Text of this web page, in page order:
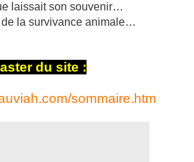
laissait son souvenir…
la survivance animale…
du site :
sommaire.htm